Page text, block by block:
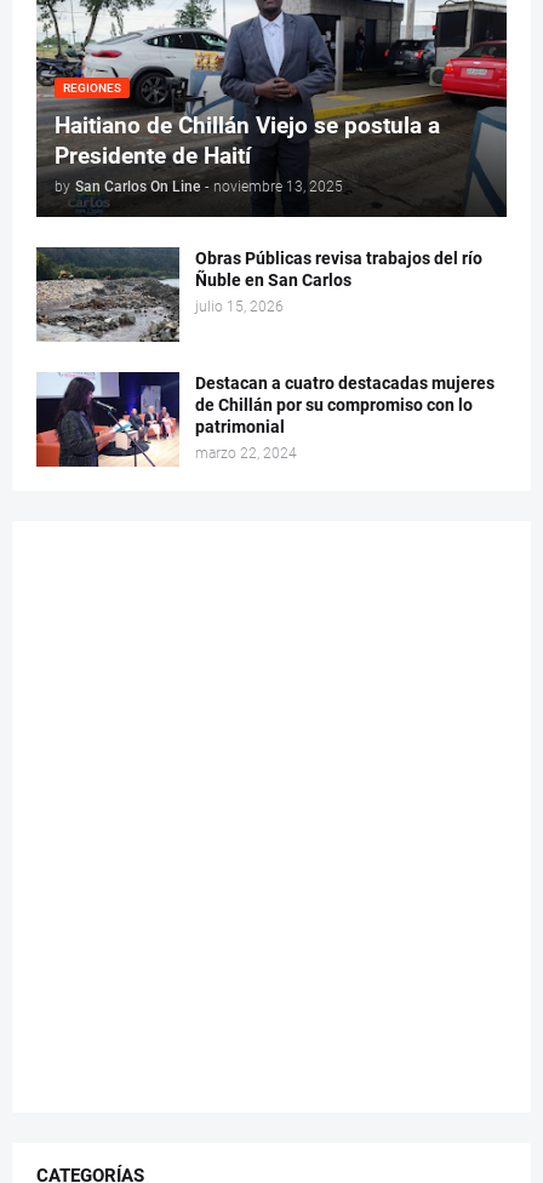
REGIONES
Haitiano de Chillán Viejo se postula a
Presidente de Haití
by San Carlos On Line - noviembre 13, 2025
Obras Públicas revisa trabajos del río
Ñuble en San Carlos
julio 15, 2026
Destacan a cuatro destacadas mujeres
de Chillán por su compromiso con lo
patrimonial
marzo 22, 2024
CATEGORÍAS